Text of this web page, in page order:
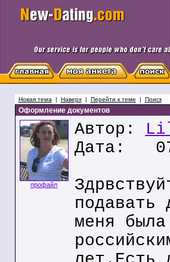
Новая тема | Наверх| Перейти к теме | Поиск
Оформление документов
профайл
Автор:
Дата:
подавать
меня